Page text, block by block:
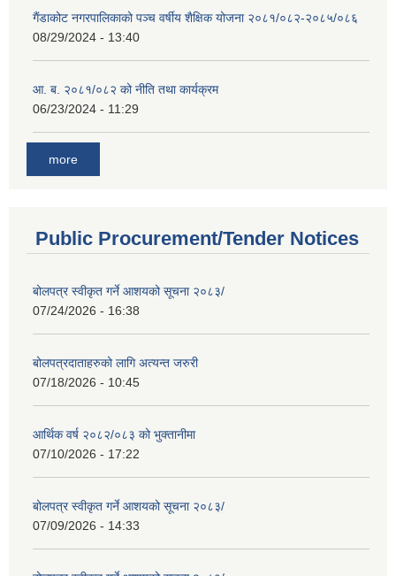
गैंडाकोट नगरपालिकाको पञ्च वर्षीय शैक्षिक योजना २०८१/०८२-२०८५/०८६
08/29/2024 - 13:40
आ. ब. २०८१/०८२ को नीति तथा कार्यक्रम
06/23/2024 - 11:29
more
Public Procurement/Tender Notices
बोलपत्र स्वीकृत गर्ने आशयको सूचना २०८३/
07/24/2026 - 16:38
बोलपत्रदाताहरुको लागि अत्यन्त जरुरी
07/18/2026 - 10:45
आर्थिक वर्ष २०८२/०८३ को भुक्तानीमा
07/10/2026 - 17:22
बोलपत्र स्वीकृत गर्ने आशयको सूचना २०८३/
07/09/2026 - 14:33